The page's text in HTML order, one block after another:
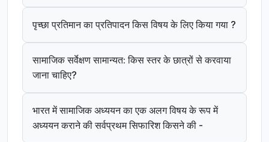
पृच्छा प्रतिमान का प्रतिपादन किस विषय के लिए किया गया ?
सामाजिक सर्वेक्षण सामान्यत: किस स्तर के छात्रों से करवाया
जाना चाहिए?
भारत में सामाजिक अध्ययन का एक अलग विषय के रूप में
अध्ययन कराने की सर्वप्रथम सिफारिश किसने की -